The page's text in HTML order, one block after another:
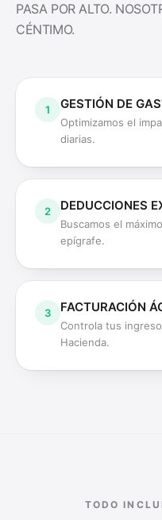
PASA POR ALTO.
CÉNTIMO.
1 GESTIÓN DE
Optimizamos el
diarias.
2 DEDUCCIONES
Buscamos el
epígrafe.
3 FACTURACIÓN
Controla tus
Hacienda.
TODO